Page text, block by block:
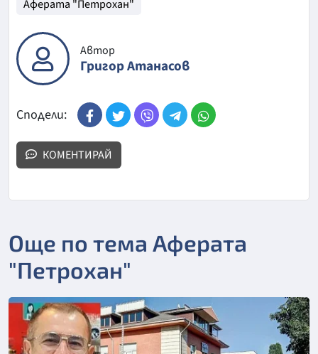
Аферата "Петрохан"
Автор
Григор Атанасов
Сподели:
КОМЕНТИРАЙ
Още по тема Аферата
"Петрохан"